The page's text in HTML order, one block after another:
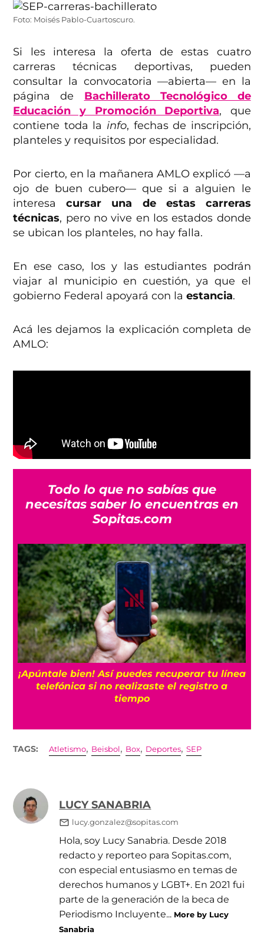
Foto: Moisés Pablo-Cuartoscuro.
Si les interesa la oferta de estas cuatro
carreras técnicas deportivas, pueden
consultar la convocatoria —abierta— en la
página de Bachillerato Tecnológico de
Educación y Promoción Deportiva, que
contiene toda la info, fechas de inscripción,
planteles y requisitos por especialidad.
Por cierto, en la mañanera AMLO explicó —a
ojo de buen cubero— que si a alguien le
interesacursar una de estas carreras
técnicas, pero no vive en los estados donde
se ubican los planteles, no hay falla.
En ese caso, los y las estudiantes podrán
viajar al municipio en cuestión, ya que el
gobierno Federal apoyará con la estancia.
Acá les dejamos la explicación completa de
AMLO:
Todo lo que no sabías que
necesitas saber lo encuentras en
Sopitas.com
¡Apúntale bien! Así puedes recuperar tu línea
telefónica si no realizaste el registro a
tiempo
TAGS: Atletismo, Beisbol, Box, Deportes,SEP
LUCY SANABRIA
lucy.gonzalez@sopitas.com
Hola, soy Lucy Sanabria. Desde 2018
redacto y reporteo para Sopitas.com,
con especial entusiasmo en temas de
derechos humanos y LGBT+. En 2021 fui
parte de la generación de la beca de
Periodismo Incluyente... More by Lucy
Sanabria